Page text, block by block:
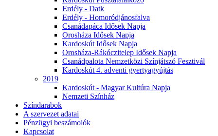
Erdély - Datk
Erdély - Homoródjánosfalva
Csanádapáca Idősek Napja
Orosháza Idősek Napja
Kardoskút Idősek Napja
Orosháza-Rákóczitelep Idősek Napja
Csanádpalota Nemzetközi Színjátszó Fesztivál
Kardoskút 4. adventi gyertyagyújtás
2019
Kardoskút - Magyar Kultúra Napja
Nemzeti Színház
Színdarabok
A szervezet adatai
Pénzügyi beszámolók
Kapcsolat